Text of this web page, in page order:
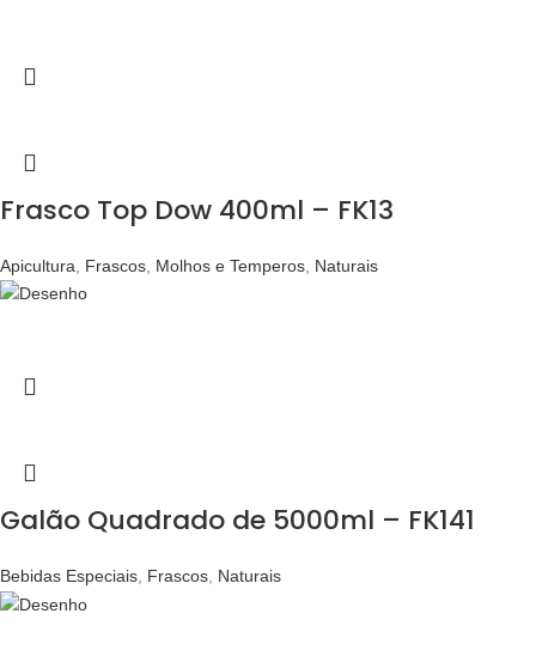
Frasco Top Dow 400ml – FK13
Apicultura Frascos Molhos e Temperos Naturais
Galão Quadrado de 5000ml – FK141
Bebidas Especiais, Frascos, Naturais